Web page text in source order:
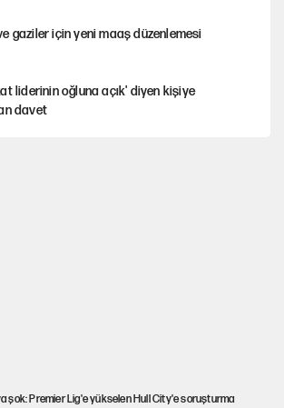
gaziler için yeni maaş düzenlemesi
liderinin oğluna açık' diyen kişiye
davet
şok: Premier Lig'e yükselen Hull City'e soruşturma